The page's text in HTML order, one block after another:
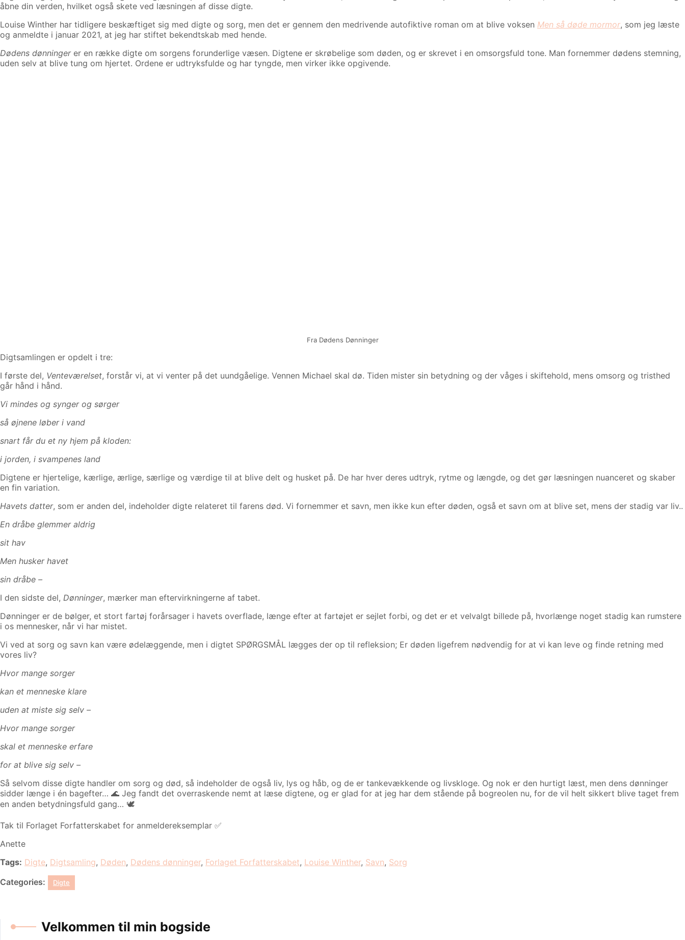
åbne din verden, hvilket også skete ved læsningen af disse digte.
Louise Winther har tidligere beskæftiget sig med digte og sorg, men det er gennem den medrivende autofiktive roman om at blive voksen Men så døde mormor, som jeg læste
og anmeldte i januar 2021, at jeg har stiftet bekendtskab med hende.
Dødens dønningerer en række digte om sorgens forunderlige væsen. Digtene er skrøbelige som døden, og er skrevet i en omsorgsfuld tone. Man fornemmer dødens stemning,
uden selv at blive tung om hjertet. Ordene er udtryksfulde og har tyngde, men virker ikke opgivende.
Fra Dødens Dønninger
Digtsamlingen er opdelt i tre:
I første del, Venteværelset, forstår vi, at vi venter på det uundgåelige. Vennen Michael skal dø. Tiden mister sin betydning og der våges i skiftehold, mens omsorg og tristhed
går hånd i hånd.
Vi mindes og synger og sørger
så øjnene løber i vand
snart får du et ny hjem på kloden:
i jorden, i svampenes land
Digtene er hjertelige, kærlige, ærlige, særlige og værdige til at blive delt og husket på. De har hver deres udtryk, rytme og længde, og det gør læsningen nuanceret og skaber
en fin variation.
Havets datter, som er anden del, indeholder digte relateret til farens død. Vi fornemmer et savn, men ikke kun efter døden, også et savn om at blive set, mens der stadig var liv..
En dråbe glemmer aldrig
sit hav
Men husker havet
sin dråbe –
I den sidste del, Dønninger, mærker man eftervirkningerne af tabet.
Dønninger er de bølger, et stort fartøj forårsager i havets overflade, længe efter at fartøjet er sejlet forbi, og det er et velvalgt billede på, hvorlænge noget stadig kan rumstere
i os mennesker, når vi har mistet.
Vi ved at sorg og savn kan være ødelæggende, men i digtet SPØRGSMÅL lægges der op til refleksion; Er døden ligefrem nødvendig for at vi kan leve og finde retning med
vores liv?
Hvor mange sorger
kan et menneske klare
uden at miste sig selv –
Hvor mange sorger
skal et menneske erfare
for at blive sig selv –
Så selvom disse digte handler om sorg og død, så indeholder de også liv, lys og håb, og de er tankevækkende og livskloge. Og nok er den hurtigt læst, men dens dønninger
sidder længe i én bagefter… 🌊 Jeg fandt det overraskende nemt at læse digtene, og er glad for at jeg har dem stående på bogreolen nu, for de vil helt sikkert blive taget frem
en anden betydningsfuld gang… 🕊
Tak til Forlaget Forfatterskabet for anmeldereksemplar ✅
Anette
Tags: Digte, Digtsamling, Døden, Dødens dønninger, Forlaget Forfatterskabet, Louise Winther, Savn, Sorg
Categories:
Digte
Velkommen til min bogside